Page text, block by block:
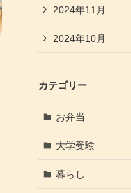
2024年11月
2024年10月
カテゴリー
お弁当
大学受験
暮らし